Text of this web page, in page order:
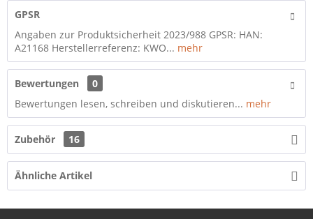
GPSR
Angaben zur Produktsicherheit 2023/988 GPSR: HAN:
A21168 Herstellerreferenz: KWO... mehr
Bewertungen
0
Bewertungen lesen, schreiben und diskutieren... mehr
Zubehör 16
Ähnliche Artikel